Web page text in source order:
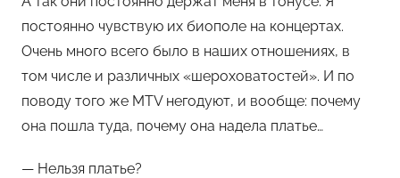
постоянно чувствую их биополе на концертах.
Очень много всего было в наших отношениях, в
том числе и различных «шероховатостей». И по
поводу того же MTV негодуют, и вообще: почему
она пошла туда, почему она надела платье…
— Нельзя платье?